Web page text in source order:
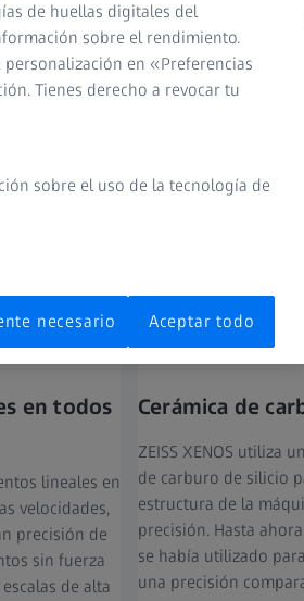
Diseño mecánico avanzado
constante
en todos
lineales en
velocidades,
precisión de
sin fuerza
de alta
Cerámica de
ZEISS XENOS utiliza
de carburo de silicio
estructura de la
precisión. Hasta
se había utilizado
una precisión
de huellas digitales del
sobre el rendimiento.
en «Preferencias
Tienes derecho a revocar tu
sobre el uso de la tecnología de
necesario Aceptar todo